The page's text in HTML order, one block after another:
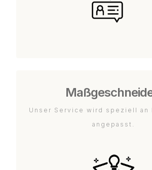
Unser Service wird speziell an
angepasst.